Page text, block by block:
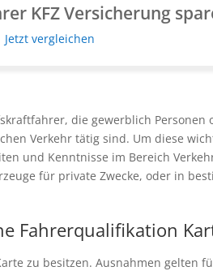
KFZ Versicherung
Jetzt vergleichen
die gewerblich
Verkehr tätig sind. Um diese
und Kenntnisse im Bereich
für private Zwecke, oder in
Fahrerqualifikation
zu besitzen. Ausnahmen gelten